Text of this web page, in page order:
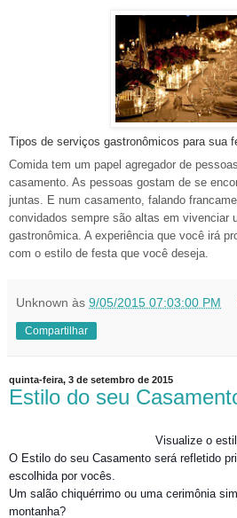
Tipos de serviços gastronômicos para sua
Comida tem um papel agregador de
casamento. As pessoas gostam de se
juntas. E num casamento, falando
convidados sempre são altas em vivenciar
gastronômica. A experiência que você irá
com o estilo de festa que você deseja.
Unknown às 9/05/2015 07:03:00 PM
Compartilhar
quinta-feira, 3 de setembro de 2015
Estilo do seu
Visualize o
O Estilo do seu Casamento será refletido
escolhida por vocês.
Um salão chiquérrimo ou uma cerimônia
montanha?